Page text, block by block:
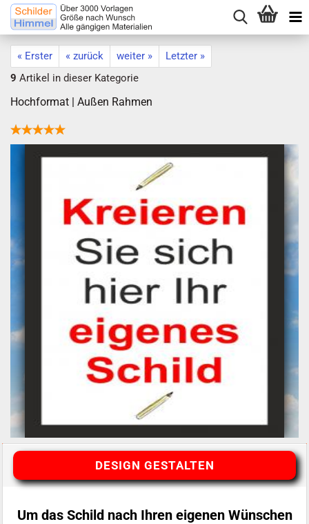
« Erster « zurück weiter »
Letzter »
9 Artikel in dieser Kategorie
Hochformat | Außen Rahmen
DESIGN GESTALTEN
Um das Schild nach Ihren eigenen Wünschen